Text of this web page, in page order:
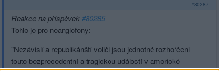
#80287
Reakce na příspěvek#80285
Tohle je pro neanglofony:
"Nezávislí a republikánští voliči jsou jednotně rozhořčeni
touto bezprecedentní a tragickou událostí v americké
historii," uvedla Mecklerová v prohlášení k výsledkům